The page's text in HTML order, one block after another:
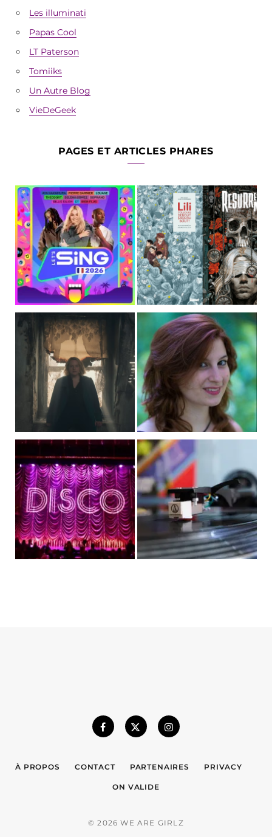
Les illuminati
Papas Cool
LT Paterson
Tomiiks
Un Autre Blog
VieDeGeek
PAGES ET ARTICLES PHARES
À PROPOS CONTACT PARTENAIRES PRIVACY
ON VALIDE
© 2026 WE ARE GIRLZ